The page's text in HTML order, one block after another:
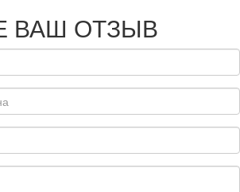
ВАШ ОТЗЫВ